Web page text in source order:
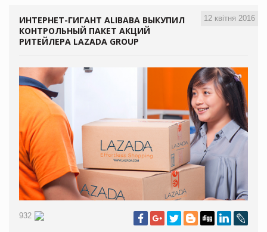
12 квітня 2016
ИНТЕРНЕТ-ГИГАНТ ALIBABA ВЫКУПИЛ
КОНТРОЛЬНЫЙ ПАКЕТ АКЦИЙ
РИТЕЙЛЕРА LAZADA GROUP
932